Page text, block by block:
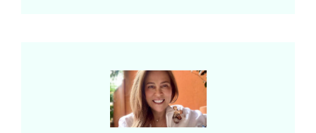
con frases tales como “no es necesario
que des la milla extra”, “la pasión que le
pones a tu trabajo incomoda a otros”,
“eres muy trabajólico”, entre otras.